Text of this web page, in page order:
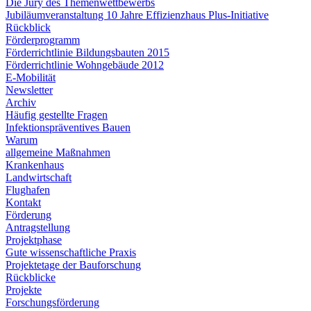
Jubiläumveranstaltung 10 Jahre Effizienzhaus Plus-Initiative
Rückblick
Förderprogramm
Förderrichtlinie Bildungsbauten 2015
Förderrichtlinie Wohngebäude 2012
E-Mobilität
Newsletter
Archiv
Häufig gestellte Fragen
Infektionspräventives Bauen
Warum
allgemeine Maßnahmen
Krankenhaus
Landwirtschaft
Flughafen
Kontakt
Förderung
Antragstellung
Projektphase
Gute wissenschaftliche Praxis
Projektetage der Bauforschung
Rückblicke
Projekte
Forschungsförderung